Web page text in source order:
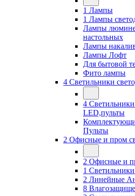
1 Лампы
1 Лампы
Лампы
настольных
Лампы
Лампы Лофт
Для бытовой
Фито лампы
4 Светильники
4
LED,пульты
Пульты
2 Офисные и пром
2 Офисные и
1
2 Линейные
8